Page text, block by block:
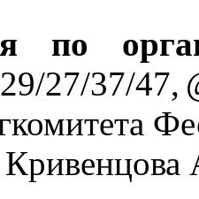
по
27/37/47,